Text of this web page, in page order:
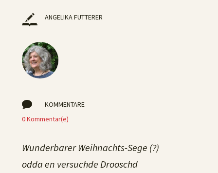
ANGELIKA FUTTERER

KOMMENTARE
0 Kommentar(e)
Wunderbarer Weihnachts-Sege (?)
odda en versuchde Drooschd